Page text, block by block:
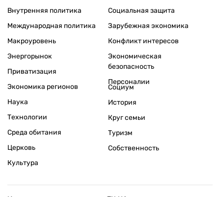
Внутренняя политика
Международная политика
Макроуровень
Энергорынок
Приватизация
Экономика регионов
Социальная защита
Зарубежная экономика
Конфликт интересов
Экономическая
безопасность
Персоналии
Наука
Технологии
Среда обитания
Церковь
Культура
Социум
История
Круг семьи
Туризм
Собственность